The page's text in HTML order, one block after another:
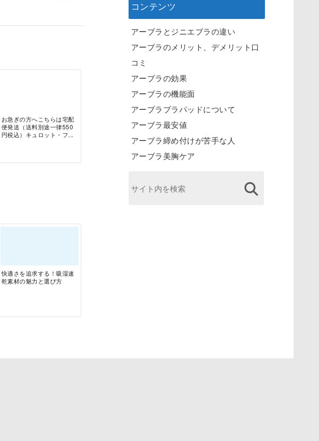
お急ぎの方へこちらは宅配
便発送（送料別途一律550
円税込）キュロット・フ...
快適さを追求する！吸湿速
乾素材の魅力と選び方
コンテンツ
アーブラとジニエブラの違い
アーブラのメリット、デメリット口
コミ
アーブラの効果
アーブラの機能面
アーブラブラパッドについて
アーブラ最安値
アーブラ締め付けが苦手な人
アーブラ美胸ケア